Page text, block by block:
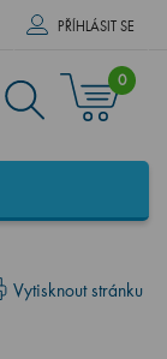
PŘÍHLÁSIT SE
0
Vytisknout stránku